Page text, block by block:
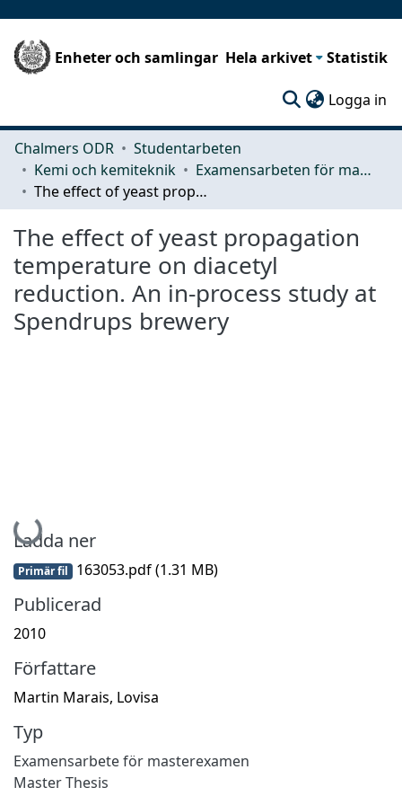
Enheter och samlingar Hela arkivet Statistik
Logga in
Chalmers ODR
Studentarbeten
Kemi och kemiteknik
Examensarbeten för masterexamen
The effect of yeast propagation temperature on diacetyl reduction. An in-process study at Spendrups brewery
The effect of yeast propagation
temperature on diacetyl
reduction. An in-process study at
Spendrups brewery
Hämtar...
Ladda ner
Primär fil 163053.pdf(1.31 MB)
Publicerad
2010
Författare
Martin Marais, Lovisa
Typ
Examensarbete för masterexamen
Master Thesis